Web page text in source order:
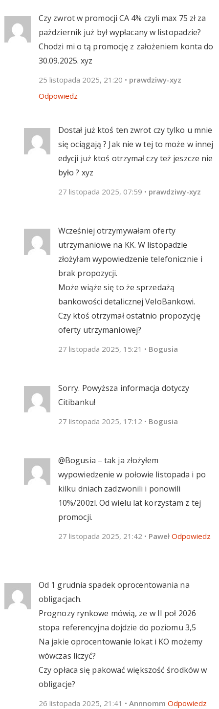
Czy zwrot w promocji CA 4% czyli max 75 zł za
pażdziernik już był wypłacany w listopadzie?
Chodzi mi o tą promocję z założeniem konta do
30.09.2025. xyz
25 listopada 2025, 21:20 • prawdziwy-xyz
Odpowiedz
Dostał już ktoś ten zwrot czy tylko u mnie
się ociągają ? Jak nie w tej to może w innej
edycji już ktoś otrzymał czy też jeszcze nie
było ? xyz
27 listopada 2025, 07:59 • prawdziwy-xyz
Wcześniej otrzymywałam oferty
utrzymaniowe na KK. W listopadzie
złożyłam wypowiedzenie telefonicznie i
brak propozycji.
Może wiąże się to że sprzedażą
bankowości detalicznej VeloBankowi.
Czy ktoś otrzymał ostatnio propozycję
oferty utrzymaniowej?
27 listopada 2025, 15:21 • Bogusia
Sorry. Powyższa informacja dotyczy
Citibanku!
27 listopada 2025, 17:12 • Bogusia
@Bogusia – tak ja złożyłem
wypowiedzenie w połowie listopada i po
kilku dniach zadzwonili i ponowili
10%/200zl. Od wielu lat korzystam z tej
promocji.
27 listopada 2025, 21:42 • Paweł Odpowiedz
Od 1 grudnia spadek oprocentowania na
obligacjach.
Prognozy rynkowe mówią, ze w II poł 2026
stopa referencyjna dojdzie do poziomu 3,5
Na jakie oprocentowanie lokat i KO możemy
wówczas liczyć?
Czy opłaca się pakować większość środków w
obligacje?
26 listopada 2025, 21:41 • Annnomm Odpowiedz